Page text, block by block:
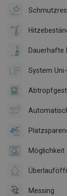
Dauerhafte
System
Möglichkeit
Messing